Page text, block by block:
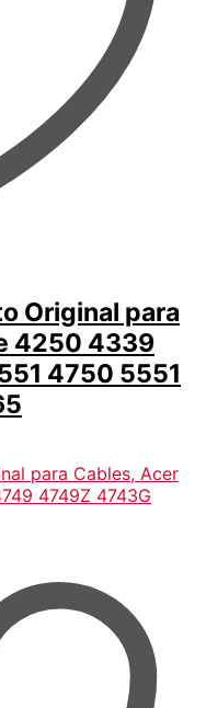
Original para
4250 4339
4750 5551